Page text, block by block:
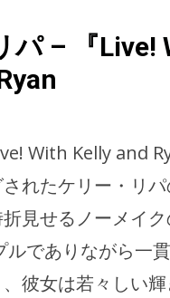
パ – 『Live!
With Kelly and
れたケリー・リ
見せるノーメイ
ルでありながら一
彼女は若々しい